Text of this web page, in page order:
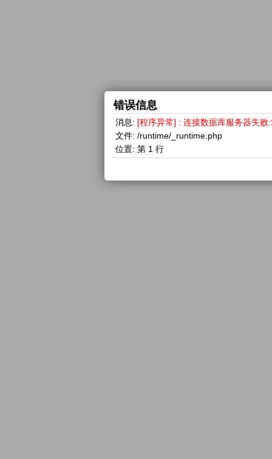
错误信息
消息: [程序异常] : 连接数据库服务器失
文件: /runtime/_runtime.php
位置: 第 1 行